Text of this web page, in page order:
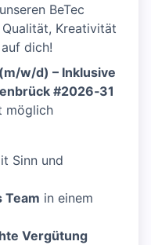
BeTec
Kreativität
dich!
w/d) – Inklusive
#2026‑31
möglich
Sinn und
Team in einem
Vergütung